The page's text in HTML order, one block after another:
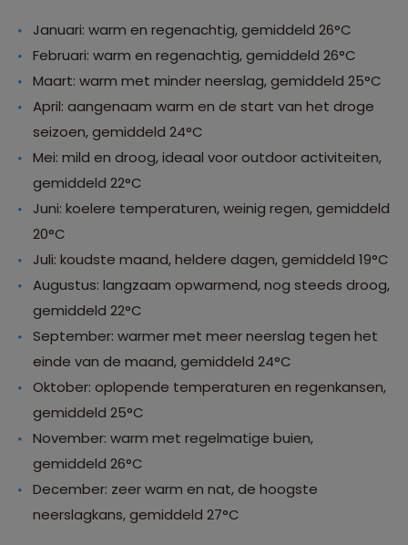
Januari: warm en regenachtig, gemiddeld 26°C
Februari: warm en regenachtig, gemiddeld 26°C
Maart: warm met minder neerslag, gemiddeld 25°C
April: aangenaam warm en de start van het droge
seizoen, gemiddeld 24°C
Mei: mild en droog, ideaal voor outdoor activiteiten,
gemiddeld 22°C
Juni: koelere temperaturen, weinig regen, gemiddeld
20°C
Juli: koudste maand, heldere dagen, gemiddeld 19°C
Augustus: langzaam opwarmend, nog steeds droog,
gemiddeld 22°C
September: warmer met meer neerslag tegen het
einde van de maand, gemiddeld 24°C
Oktober: oplopende temperaturen en regenkansen,
gemiddeld 25°C
November: warm met regelmatige buien,
gemiddeld 26°C
December: zeer warm en nat, de hoogste
neerslagkans, gemiddeld 27°C